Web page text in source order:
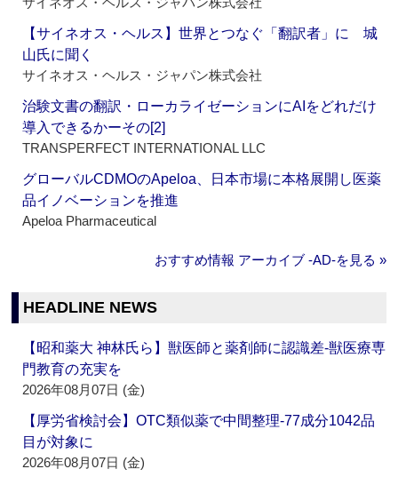
【サイネオス・ヘルス】世界とつなぐ「翻訳者」に 城
山氏に聞く
サイネオス・ヘルス・ジャパン株式会社
治験文書の翻訳・ローカライゼーションにAIをどれだけ
導入できるかーその[2]
TRANSPERFECT INTERNATIONAL LLC
グローバルCDMOのApeloa、日本市場に本格展開し医薬
品イノベーションを推進
Apeloa Pharmaceutical
おすすめ情報 アーカイブ ‐AD‐を見る »
HEADLINE NEWS
【昭和薬大 神林氏ら】獣医師と薬剤師に認識差‐獣医療専
門教育の充実を
2026年08月07日 (金)
【厚労省検討会】OTC類似薬で中間整理‐77成分1042品
目が対象に
2026年08月07日 (金)